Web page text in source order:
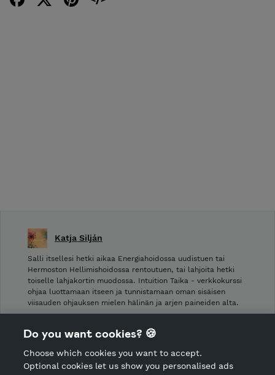
Katja Silján
Salli itsellesi hetki aikaa Energiahoidossa uudistuen tai
Hermoston Hellimishoidossa rentoutuen, tai lahjoita hetki
toiselle lahjakortin muodossa. Intuition Taika - verkkokurssi
ohjaa luottamaan itseen ja tunnistamaan oman sisäisen
viisauden ohjauksen mielen hälinän ja arjen paineiden alta.
Shop privacy policy
CANCEL ORDER
Do you want cookies? 🍪
Choose which cookies you want to accept.
Optional cookies let us show you personalised ads